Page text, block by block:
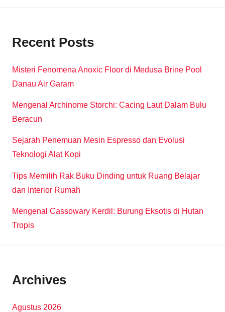
Recent Posts
Misteri Fenomena Anoxic Floor di Medusa Brine Pool
Danau Air Garam
Mengenal Archinome Storchi: Cacing Laut Dalam Bulu
Beracun
Sejarah Penemuan Mesin Espresso dan Evolusi
Teknologi Alat Kopi
Tips Memilih Rak Buku Dinding untuk Ruang Belajar
dan Interior Rumah
Mengenal Cassowary Kerdil: Burung Eksotis di Hutan
Tropis
Archives
Agustus 2026